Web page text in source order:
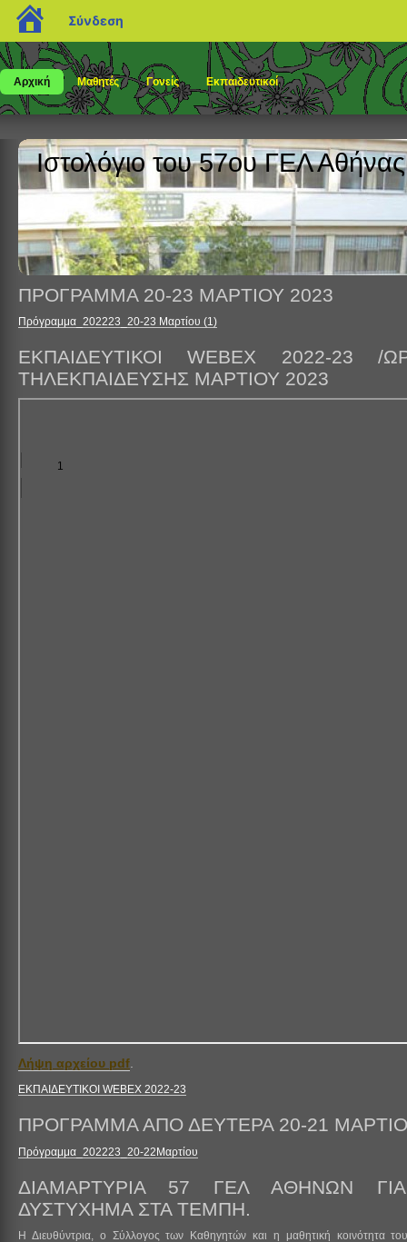
blogs.sch.gr
Σύνδεση
Αρχική Μαθητές Γονείς Εκπαιδευτικοί
Ιστολόγιο του 57ου ΓΕΛ Αθήνας
ΠΡΟΓΡΑΜΜΑ 20-23 ΜΑΡΤΙΟΥ 2023
Πρόγραμμα_202223_20-23 Μαρτίου (1)
ΕΚΠΑΙΔΕΥΤΙΚΟΙ WEBEX 2022-23 /
ΤΗΛΕΚΠΑΙΔΕΥΣΗΣ ΜΑΡΤΙΟΥ 2023
Λήψη αρχείου pdf
ΕΚΠΑΙΔΕΥΤΙΚΟΙ WEBEX 2022-23
ΠΡΟΓΡΑΜΜΑ ΑΠΟ ΔΕΥΤΕΡΑ 20-21
Πρόγραμμα_202223_20-22Μαρτίου
ΔΙΑΜΑΡΤΥΡΙΑ 57 ΓΕΛ ΑΘΗΝΩΝ
ΔΥΣΤΥΧΗΜΑ ΣΤΑ ΤΕΜΠΗ.
Η Διευθύντρια, ο Σύλλογος των Καθηγητών και η μαθητική κοινότητα